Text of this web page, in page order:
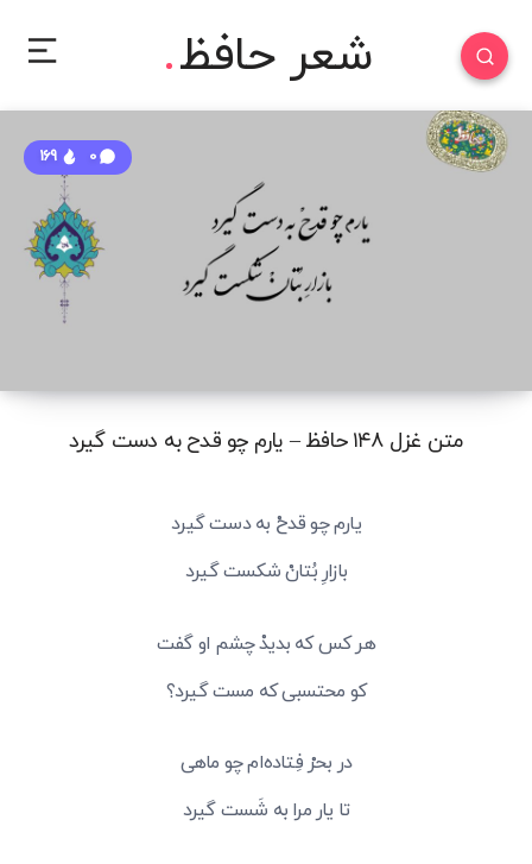
شعر حافظ
متن غزل ۱۴۸ حافظ – یارم چو قدح به دست گیرد
0
169
یارم چو قدحْ به دست گیرد
بازارِ بُتانْ شکست گیرد
هر کس که بدیدْ چشم او گفت
کو محتسبی که مست گیرد؟
در بحرْ فِتاده‌ام چو ماهی
تا یار مرا به شَست گیرد